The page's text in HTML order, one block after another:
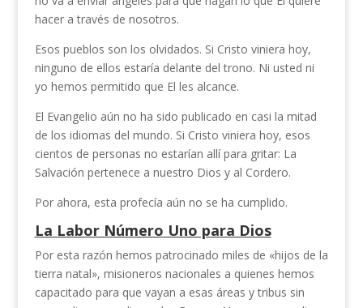
hacer a través de nosotros.
Esos pueblos son los olvidados. Si Cristo viniera hoy,
ninguno de ellos estaría delante del trono. Ni usted ni
yo hemos permitido que El les alcance.
El Evangelio aún no ha sido publicado en casi la mitad
de los idiomas del mundo. Si Cristo viniera hoy, esos
cientos de personas no estarían allí para gritar: La
Salvación pertenece a nuestro Dios y al Cordero.
Por ahora, esta profecía aún no se ha cumplido.
La Labor Número Uno para Dios
Por esta razón hemos patrocinado miles de «hijos de la
tierra natal», misioneros nacionales a quienes hemos
capacitado para que vayan a esas áreas y tribus sin